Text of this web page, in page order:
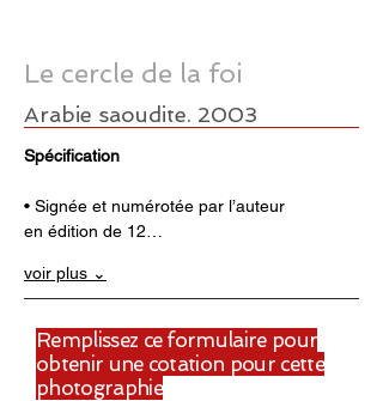
Le cercle de la foi
Arabie saoudite. 2003
Spécification
• Signée et numérotée par l’auteur
en édition de 12…
voir plus ⌄
Remplissez ce formulaire pour
obtenir une cotation pour cette
photographie